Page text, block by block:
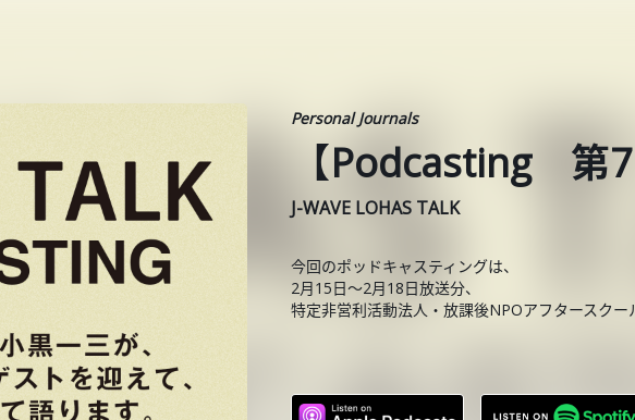
Personal Journals
【Podcasting 第
J-WAVE LOHAS TALK
今回のポッドキャスティングは、
2月15日〜2月18日放送分、
特定非営利活動法人・放課後NPOアフタースク